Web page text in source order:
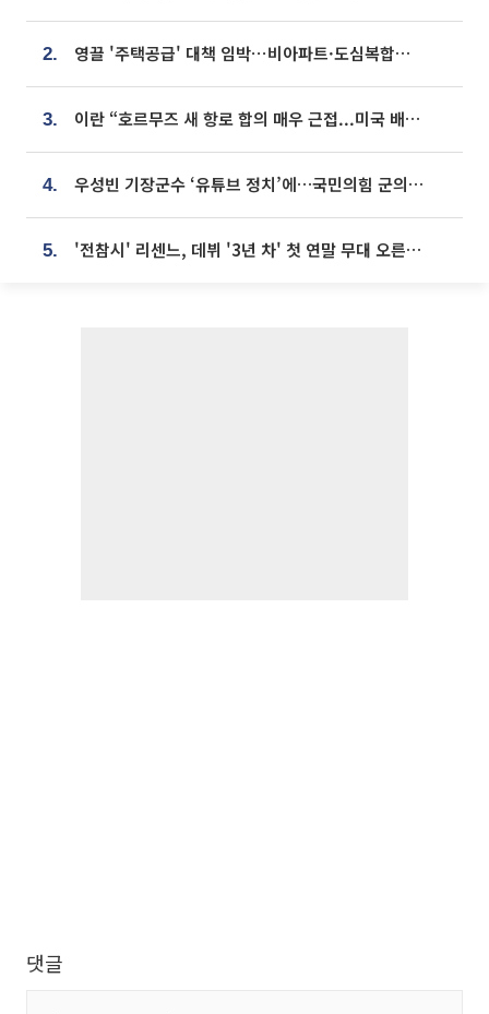
2. 영끌 '주택공급' 대책 임박⋯비아파트·도심복합까지 총동원
3. 이란 “호르무즈 새 항로 합의 매우 근접...미국 배상 먼저”
4. 우성빈 기장군수 ‘유튜브 정치’에…국민의힘 군의원들 집단 반발
5. '전참시' 리센느, 데뷔 '3년 차' 첫 연말 무대 오른다⋯"그동안 섭외 안 와"
댓글